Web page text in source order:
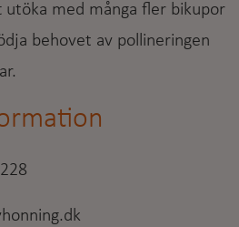
utöka med många fler bikupor
behovet av pollineringen